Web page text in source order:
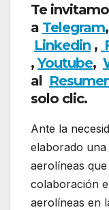
Te
a Telegram,
Linkedin ,
,Youtube,
al
solo clic.
Ante la
elaborado una
aerolíneas
colaboración
aerolíneas en